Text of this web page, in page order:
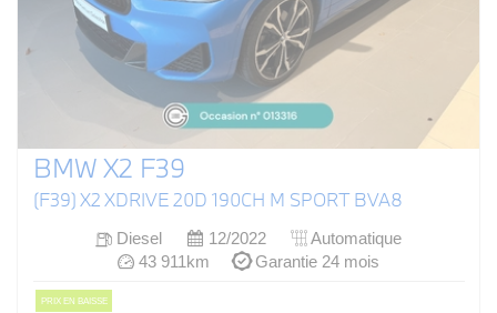
BMW X2 F39
(F39) X2 XDRIVE 20D 190CH M SPORT BVA8
Diesel 12/2022
Automatique
43 911km
Garantie 24 mois
PRIX EN BAISSE